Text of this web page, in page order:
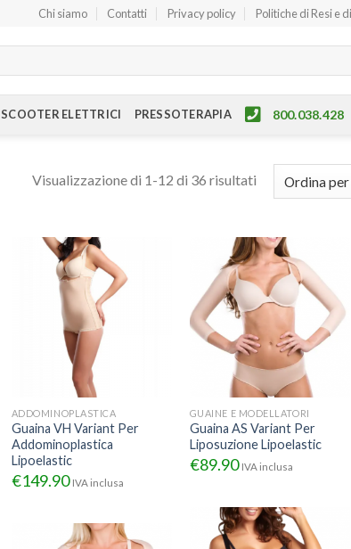
Chi siamo Contatti Privacy policy Politiche di Resi e
SCOOTER ELETTRICI PRESSOTERAPIA 800.038.428
Visualizzazione di 1-12 di 36 risultati
ADDOMINOPLASTICA
Guaina VH Variant Per
Addominoplastica
Lipoelastic
€149.90 IVA inclusa
GUAINE E MODELLATORI
Guaina AS Variant Per
Liposuzione Lipoelastic
€89.90 IVA inclusa